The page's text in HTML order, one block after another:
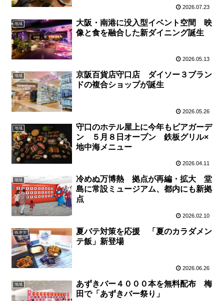
2026.07.23
地域
大阪・南港に没入型イベント空間 映
像と食を融合した新ダイニング誕生
2026.05.13
地域
京阪百貨店守口店 ダイソー３ブラン
ドの複合ショップが誕生
2026.05.26
地域
守口のホテル屋上に今年もビアガーデ
ン ５月８日オープン 鉄板グリル×
地中海メニュー
2026.04.11
地域
冷めぬ万博熱 拠点が再編・拡大 堂
島に常設ミュージアム、都内にも新拠
点
2026.02.10
街ネタ
夏バテ対策を応援 「夏のカラダメン
テ飯」新登場
2026.06.26
地域
あずきバー４０００本を無料配布 梅
田で「あずきバー祭り」